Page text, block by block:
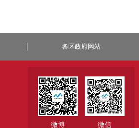
各区政府网站
微博 微信